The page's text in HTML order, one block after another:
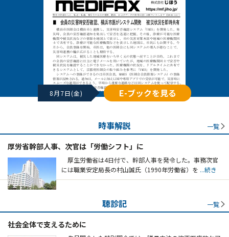
8月7日(金) E-ブックを見る
時事解説 一覧
厚労省幹部人事、次官は「労働シフト」に
厚生労働省は4日付で、幹部人事を発令した。事務次官
には職業安定局長の村山誠氏（1990年労働省）を ...続き
聴診記 一覧
社会全体で支えるために